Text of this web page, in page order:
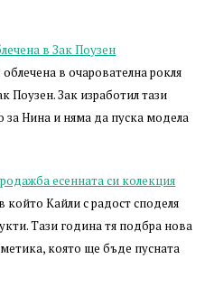
в Зак Поузен
в очарователна рокля
Поузен. Зак изработил тази
за Нина и няма да пуска модела
есенната си колекция
който Кайли с радост споделя
Тази година тя подбра нова
която ще бъде пусната